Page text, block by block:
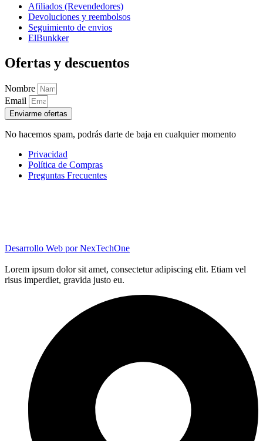
Afiliados (Revendedores)
Devoluciones y reembolsos
Seguimiento de envios
ElBunkker
Ofertas y descuentos
Nombre
Email
Enviarme ofertas
No hacemos spam, podrás darte de baja en cualquier momento
Privacidad
Política de Compras
Preguntas Frecuentes
Desarrollo Web porNexTechOne
Lorem ipsum dolor sit amet, consectetur adipiscing elit. Etiam vel
risus imperdiet, gravida justo eu.